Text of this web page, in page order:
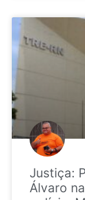
Justiça:
Álvaro